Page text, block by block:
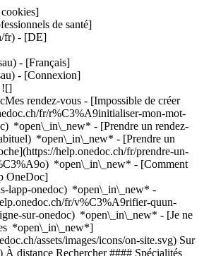
de santé]
fr) - [DE]
- [Français]
- [Connexion]
![]
rendez-vous - [Impossible de créer
fr/r%C3%A9initialiser-mon-mot-
*open\_in\_new* - [Prendre un rendez-
*open\_in\_new* - [Prendre un
help.onedoc.ch/fr/prendre-un-
*open\_in\_new* - [Comment
OneDoc]
lapp-onedoc) *open\_in\_new* -
med-ivo-lustenberger) ![Badge indiquant un profil vérifié](https://www.onedoc.ch/assets/images/icons/checkmark.svg) [Ophtalmologue](https://www.onedoc.ch/fr/ophtalmologue/wolhusen) [ARGUS Augenklinik Wolhusen](https://www.onedoc.ch/fr/centre-medical/wolhusen/ebfkb/argus-augenklinik-wolhusen) Bahnhofstrasse 8 6110 Wolhusen ![Icône patient avec un signe plus annonçant que le professionnel accepte de nouveaux patients](https://www.onedoc.ch/assets/images/icons/new-patients.svg)Accepte les nouveaux patients [Réserver un RDV](https://www.onedoc.ch/fr/ophtalmologue/wolhusen/pc4m6/dr-med-ivo-lustenberger) Expertises:[Dégénérescence Maculaire Liée à l'Âge | DMLA](https://www.onedoc.ch/fr/degenerescence-maculaire-liee-a-l-age-dmla/wolhusen), [Astigmatisme](https://www.onedoc.ch/fr/astigmatisme/wolhusen), [Chirurgie de l'astigmatisme](https://www.onedoc.ch/fr/chirurgie-de-l-astigmatisme/wolhusen), [Examen de la vue](https://www.onedoc.ch/fr/examen-de-la-vue/wolhusen), [Test de la vue pour permis de conduire](https://www.onedoc.ch/fr/test-de-la-vue-pour-permis-de-conduire/wolhusen), [Sécheresse oculaire](https://www.onedoc.ch/fr/secheresse-oculaire/wolhusen), [Blépharoplastie | Chirurgie des paupières](https://www.onedoc.ch/fr/blepharoplastie-chirurgie-des-paupieres/wolhusen), [Lunettes](https://www.onedoc.ch/fr/lunettes/wolhusen), [Chalazion](https://www.onedoc.ch/fr/chalazion/wolhusen), [Chirurgie de l'hypermétropie](https://www.onedoc.ch/fr/chirurgie-de-l-hypermetropie/wolhusen), [Chirurgie de la myopie](https://www.onedoc.ch/fr/chirurgie-de-la-myopie/wolhusen), [Chirurgie de la presbytie](https://www.onedoc.ch/fr/chirurgie-de-la-presbytie/wolhusen), [Fond d'œil](https://www.onedoc.ch/fr/fond-d-%C5%93il/wolhusen), [Champ visuel](https://www.onedoc.ch/fr/champ-visuel/wolhusen), [Glaucome](https://www.onedoc.ch/fr/glaucome/wolhusen), [Chirurgie du glaucome](https://www.onedoc.ch/fr/chirurgie-du-glaucome/wolhusen), [Orgelet](https://www.onedoc.ch/fr/orgelet/wolhusen), [Hypermétropie](https://www.onedoc.ch/fr/hypermetropie/wolhusen), [Chirurgie de la cataracte](https://www.onedoc.ch/fr/chirurgie-de-la-cataracte/wolhusen), [Cataracte](https://www.onedoc.ch/fr/cataracte/wolhusen), [Kératocône](https://www.onedoc.ch/fr/keratocone/wolhusen), [Conjonctivite](https://www.onedoc.ch/fr/conjonctivite/wolhusen), [Lentilles de contact](https://www.onedoc.ch/fr/lentilles-de-contact/wolhusen), [Verres correcteurs](https://www.onedoc.ch/fr/verres-correcteurs/wolhusen), [Myopie](https://www.onedoc.ch/fr/myopie/wolhusen), [Lasik](https://www.onedoc.ch/fr/lasik/wolhusen), [Chirurgie de la rétine](https://www.onedoc.ch/fr/chirurgie-de-la-retine/wolhusen), [Oculoplastie](https://www.onedoc.ch/fr/oculoplastie/wolhusen), [Ophtalmo-diabétologie](https://www.onedoc.ch/fr/ophtalmo-diabetologie/wolhusen), [Ophtalmologie pédiatrique](https://www.onedoc.ch/fr/ophtalmologie-pediatrique/wolhusen), [Presbylasik](https://www.onedoc.ch/fr/presbylasik/wolhusen), [Presbytie](https://www.onedoc.ch/fr/presbytie/wolhusen), [Verres progressifs](https://www.onedoc.ch/fr/verres-progressifs/wolhusen), [Chirurgie de la réfraction](https://www.onedoc.ch/fr/chirurgie-de-la-refraction/wolhusen), [Trouble de la vision](https://www.onedoc.ch/fr/trouble-de-la-vision/wolhusen), [Strabisme](https://www.onedoc.ch/fr/strabisme/wolhusen), [Chirurgie des voies lacrymales](https://www.onedoc.ch/fr/chirurgie-des-voies-lacrymales/wolhusen), [Dépistage rétinopathie diabétique](https://www.onedoc.ch/fr/depistage-retinopathie-diabetique/wolhusen), [Uvéite](https://www.onedoc.ch/fr/uveite/wolhusen)Voir plus *chevron\_left* mar. 04 août *chevron\_right* Voir plus de rendez-vous *error\_outline* Une erreur s'est produite lors du chargement des disponibilités [Réessayer](https://www.onedoc.ch) Expertises:[Dégénérescence Maculaire Liée à l'Âge | DMLA](https://www.onedoc.ch/fr/degenerescence-maculaire-liee-a-l-age-dmla/wolhusen), [Astigmatisme](https://www.onedoc.ch/fr/astigmatisme/wolhusen), [Chirurgie de l'astigmatisme](https://www.onedoc.ch/fr/chirurgie-de-l-astigmatisme/wolhusen), [Examen de la vue](https://www.onedoc.ch/fr/examen-de-la-vue/wolhusen), [Test de la vue pour permis de